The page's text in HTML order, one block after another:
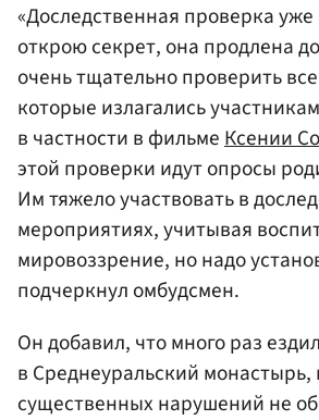
«Доследственная проверка
открою секрет, она продлена
очень тщательно проверить
которые излагались
в частности в фильмеКсении
этой проверки идут опросы
Им тяжело участвовать в
мероприятиях, учитывая
мировоззрение, но надо
подчеркнул омбудсмен.
Он добавил, что много раз ездил
в Среднеуральский монастырь,
существенных нарушений не